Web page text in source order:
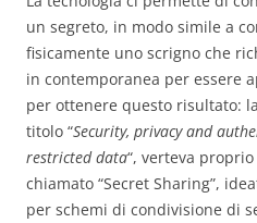
un segreto, in modo simile a
fisicamente uno scrigno che
in contemporanea per essere
per ottenere questo risultato:
titolo “Security, privacy and
restricted data“, verteva
chiamato “Secret Sharing”,
per schemi di condivisione di